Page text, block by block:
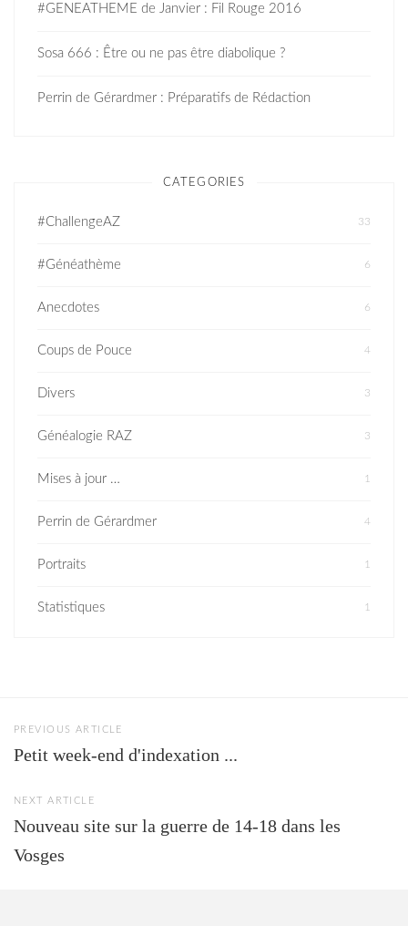
#GENEATHEME de Janvier : Fil Rouge 2016
Sosa 666 : Être ou ne pas être diabolique ?
Perrin de Gérardmer : Préparatifs de Rédaction
CATEGORIES
#ChallengeAZ 33
#Généathème 6
Anecdotes 6
Coups de Pouce 4
Divers 3
Généalogie RAZ 3
Mises à jour … 1
Perrin de Gérardmer 4
Portraits 1
Statistiques 1
PREVIOUS ARTICLE
Petit week-end d'indexation ...
NEXT ARTICLE
Nouveau site sur la guerre de 14-18 dans les
Vosges